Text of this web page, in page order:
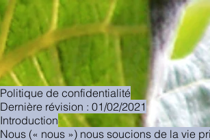
Politique de confidentialité
Dernière révision : 01/02/2021
Introduction
Nous (« nous ») nous soucions de la vie